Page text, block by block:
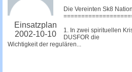
Einsatzplan
2002-10-10
Die Vereinten Sk8
1. In zwei spirituellen
DUSFOR die
Wichtigkeit der regulären...